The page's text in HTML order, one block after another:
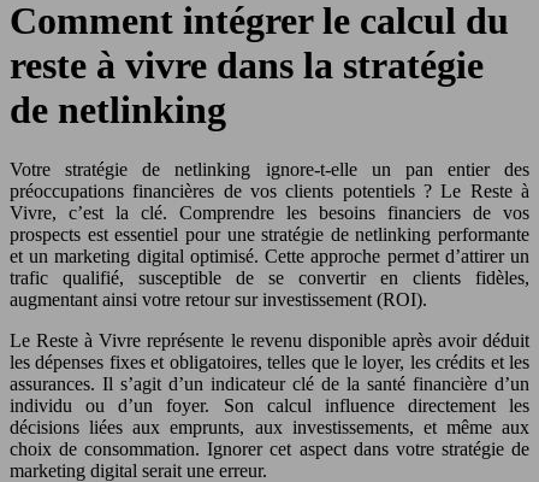
Comment intégrer le calcul du
reste à vivre dans la stratégie
de netlinking
Votre stratégie de netlinking ignore-t-elle un pan entier des
préoccupations financières de vos clients potentiels ? Le Reste à
Vivre, c’est la clé. Comprendre les besoins financiers de vos
prospects est essentiel pour une stratégie de netlinking performante
et un marketing digital optimisé. Cette approche permet d’attirer un
trafic qualifié, susceptible de se convertir en clients fidèles,
augmentant ainsi votre retour sur investissement (ROI).
Le Reste à Vivre représente le revenu disponible après avoir déduit
les dépenses fixes et obligatoires, telles que le loyer, les crédits et les
assurances. Il s’agit d’un indicateur clé de la santé financière d’un
individu ou d’un foyer. Son calcul influence directement les
décisions liées aux emprunts, aux investissements, et même aux
choix de consommation. Ignorer cet aspect dans votre stratégie de
marketing digital serait une erreur.